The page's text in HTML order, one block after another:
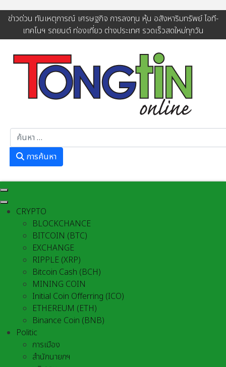
ข่าวด่วน ทันเหตุการณ์ เศรษฐกิจ การลงทุน หุ้น อสังหาริมทรัพย์ ไอที-
เทคโนฯ รถยนต์ ท่องเที่ยว ต่างประเทศ รวดเร็วสดใหม่ทุกวัน
การค้นหา
CRYPTO
BLOCKCHANCE
BITCOIN (BTC)
EXCHANGE
RIPPLE (XRP)
Bitcoin Cash (BCH)
MINING COIN
Initial Coin Offerring (ICO)
ETHEREUM (ETH)
Binance Coin (BNB)
Politic
การเมือง
สำนักนายกฯ